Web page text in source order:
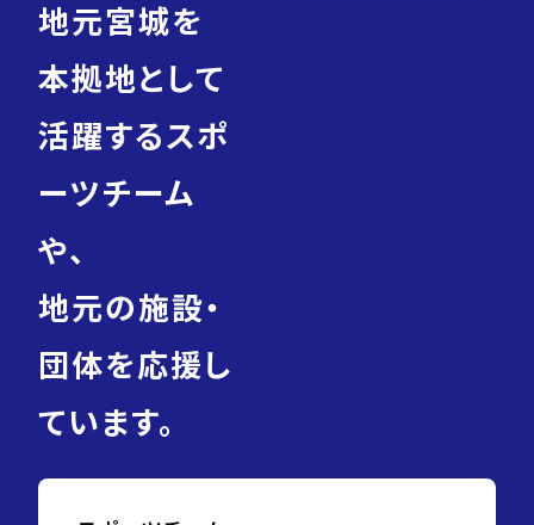
地元宮城を
本拠地として
活躍するスポ
ーツチーム
や、
地元の施設・
団体を応援し
ています。